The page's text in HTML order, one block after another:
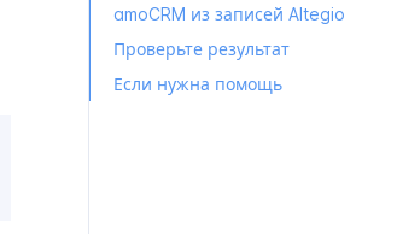
amoCRM из записей Altegio
Проверьте результат
Если нужна помощь